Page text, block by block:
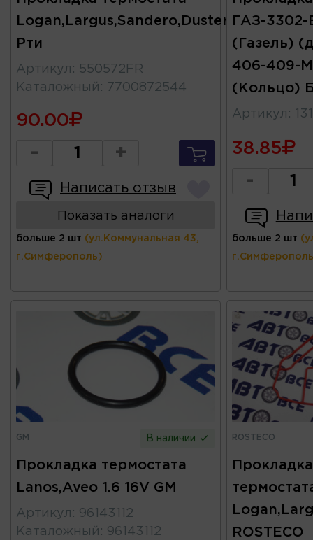
Logan,Largus,Sandero,Duster
Рти
Артикул : 550572FR
Каталожный : 7700872544
90.00
- +
Написать отзыв
Показать аналоги
больше 2 шт (ул.Коммунальная 43,
г.Симферополь)
ГАЗ-
(Газель)
406-409-
(Кольцо)
Артикул :
38.85
-
больше 2 шт
GM В наличии
Прокладка термостата
Lanos,Aveo 1.6 16V GM
Артикул : 96143112
Каталожный : 96143112
ROSTECO
ROSTECO